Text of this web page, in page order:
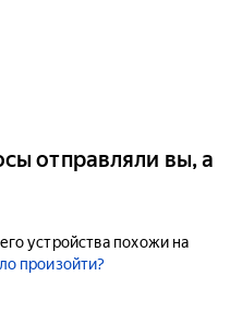
отправляли вы, а
устройства похожи на
произойти?